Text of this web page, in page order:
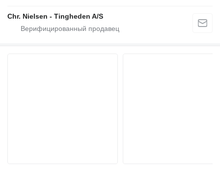
Chr. Nielsen - Tingheden A/S